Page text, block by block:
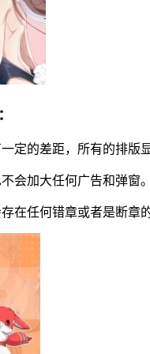
定的差距，所有的排版
会加大任何广告和弹窗。
在任何错章或者是断章